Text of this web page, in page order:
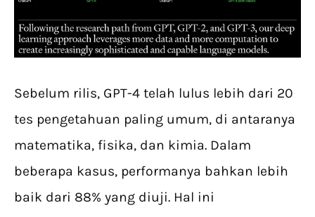
Sebelum rilis, GPT-4 telah lulus lebih dari 20
tes pengetahuan paling umum, di antaranya
matematika, fisika, dan kimia. Dalam
beberapa kasus, performanya bahkan lebih
baik dari 88% yang diuji. Hal ini